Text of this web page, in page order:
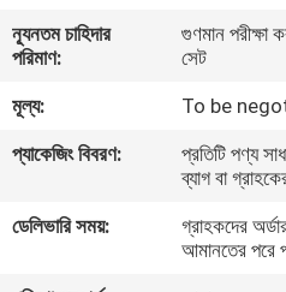
কারখানা
গুণমান
ন্যূনতম চাহিদার
পরিমাণ:
গুণমান পরীক্ষা
সেট
মূল্য:
To be
প্যাকেজিং বিবরণ:
প্রতিটি পণ্য
ব্যাগ বা
ডেলিভারি সময়:
গ্রাহকদের
আমানতের পরে